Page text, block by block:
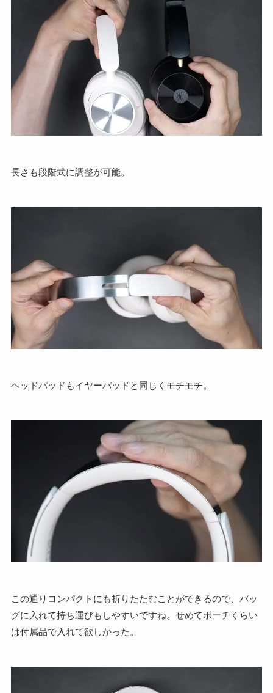
長さも段階式に調整が可能。
ヘッドパッドもイヤーパッドと同じくモチモチ。
この通りコンパクトにも折りたたむことができるので、バッ
グに入れて持ち運びもしやすいですね。せめてポーチくらい
は付属品で入れて欲しかった。